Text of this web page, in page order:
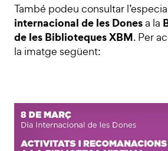
També podeu consultar
internacional de les Donesa la
de les Biblioteques XBM. Per
la imatge següent: